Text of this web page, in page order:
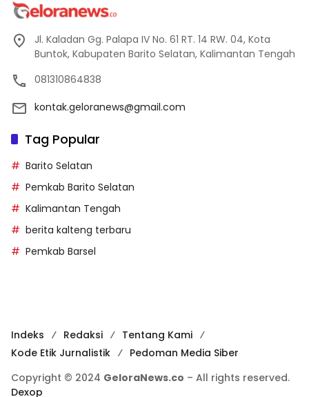
Jl. Kaladan Gg. Palapa IV No. 61 RT. 14 RW. 04, Kota
Buntok, Kabupaten Barito Selatan, Kalimantan Tengah
081310864838
kontak.geloranews@gmail.com
Tag Popular
Barito Selatan
Pemkab Barito Selatan
Kalimantan Tengah
berita kalteng terbaru
Pemkab Barsel
Indeks Redaksi
Tentang Kami
Kode Etik Jurnalistik
Pedoman Media Siber
Copyright © 2024 GeloraNews.co – All rights reserved.
Dexop